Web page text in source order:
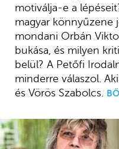
motiválja-e a
magyar könnyűzene
mondani Orbán
bukása, és milyen
belül? A Petőfi
minderre válaszol.
és Vörös Szabolcs.